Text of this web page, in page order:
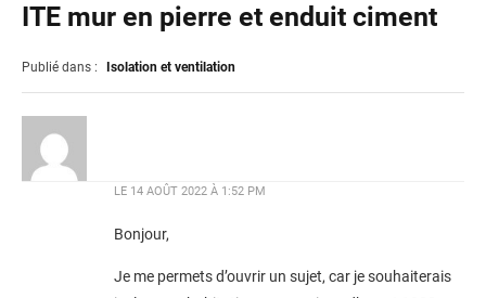
ITE mur en pierre et enduit ciment
Publié dans : Isolation et ventilation
LE 14 AOÛT 2022 À 1:52 PM
Bonjour,
Je me permets d’ouvrir un sujet, car je souhaiterais